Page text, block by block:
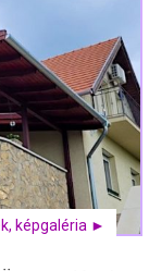
képgaléria ►